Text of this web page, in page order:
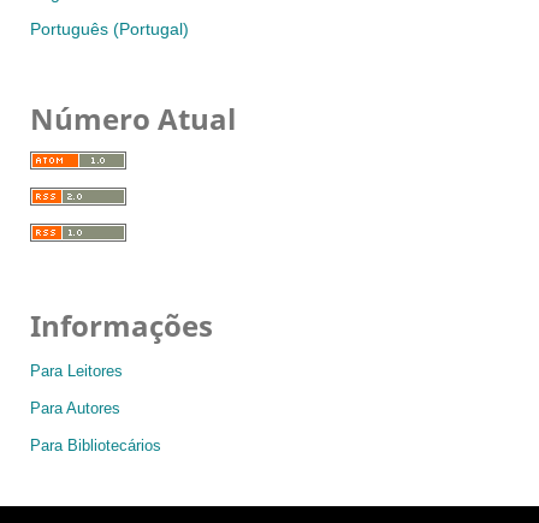
Português (Portugal)
Número Atual
Informações
Para Leitores
Para Autores
Para Bibliotecários